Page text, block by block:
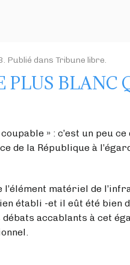
. Publié dans Tribune libre.
PLUS BLANC
» : c’est un peu ce
de la République à
matériel de
établi -et il eût été bien
accablants à cet